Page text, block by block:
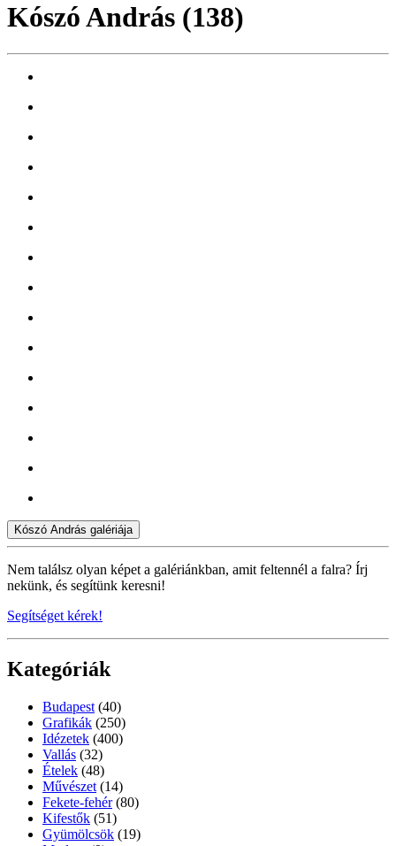
Kószó András (138)
Kószó András galériája
Nem találsz olyan képet a galériánkban, amit feltennél a falra? Írj
nekünk, és segítünk keresni!
Segítséget kérek!
Kategóriák
Budapest (40)
Grafikák (250)
Idézetek (400)
Vallás (32)
Ételek (48)
Művészet (14)
Fekete-fehér (80)
Kifestők (51)
Gyümölcsök (19)